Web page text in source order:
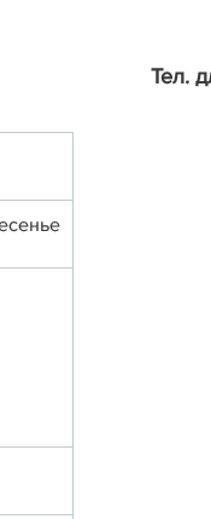
для